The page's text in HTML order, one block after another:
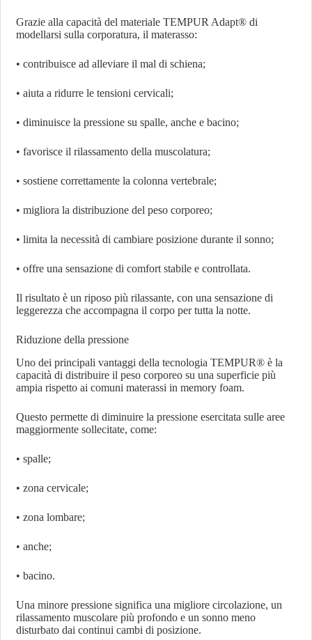
Grazie alla capacità del materiale TEMPUR Adapt® di
modellarsi sulla corporatura, il materasso:
• contribuisce ad alleviare il mal di schiena;
• aiuta a ridurre le tensioni cervicali;
• diminuisce la pressione su spalle, anche e bacino;
• favorisce il rilassamento della muscolatura;
• sostiene correttamente la colonna vertebrale;
• migliora la distribuzione del peso corporeo;
• limita la necessità di cambiare posizione durante il sonno;
• offre una sensazione di comfort stabile e controllata.
Il risultato è un riposo più rilassante, con una sensazione di
leggerezza che accompagna il corpo per tutta la notte.
Riduzione della pressione
Uno dei principali vantaggi della tecnologia TEMPUR® è la
capacità di distribuire il peso corporeo su una superficie più
ampia rispetto ai comuni materassi in memory foam.
Questo permette di diminuire la pressione esercitata sulle aree
maggiormente sollecitate, come:
• spalle;
• zona cervicale;
• zona lombare;
• anche;
• bacino.
Una minore pressione significa una migliore circolazione, un
rilassamento muscolare più profondo e un sonno meno
disturbato dai continui cambi di posizione.